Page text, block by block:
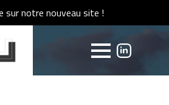
sur notre nouveau site !
sur notre nouveau site !